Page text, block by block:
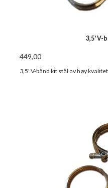
3,5' V-
449,00
3,5' V-bånd kit stål av høy kvalitet.